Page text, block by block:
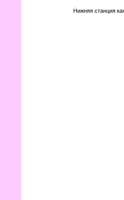
Нижняя станция